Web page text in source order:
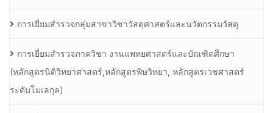
การเยี่ยมสำรวจกลุ่มสาขาวิชาวัสดุศาสตร์และนวัตกรรมวัสดุ
การเยี่ยมสำรวจภาควิชา งานแพทยศาสตร์และบัณฑิตศึกษา
(หลักสูตรนิติวิทยาศาสตร์,หลักสูตรพิษวิทยา, หลักสูตรเวชศาสตร์
ระดับโมเลกุล)